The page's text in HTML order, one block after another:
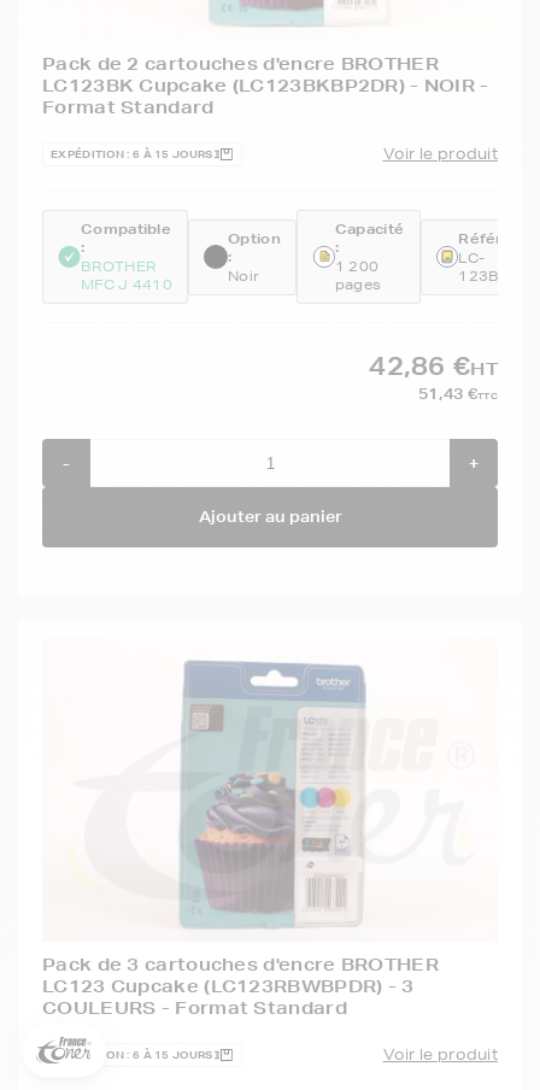
Pack de 2 cartouches d'encre BROTHER
LC123BK Cupcake (LC123BKBP2DR) - NOIR -
Format Standard
EXPÉDITION : 6 À 15 JOURS Voir le produit
Compatible
:
BROTHER
MFC J 4410
Option
:
Noir
Capacité
:
1 200
pages
LC-
42,86 €HT
51,43 €TTC
- +
Ajouter au panier
Pack de 3 cartouches d'encre BROTHER
LC123 Cupcake (LC123RBWBPDR) - 3
COULEURS - Format Standard
EXPÉDITION : 6 À 15 JOURS Voir le produit
5€ offerts sur votre 1ère
commande !
5€
Inscrivez-vous à notre newsletter, suivez notre actualité et
commande * !